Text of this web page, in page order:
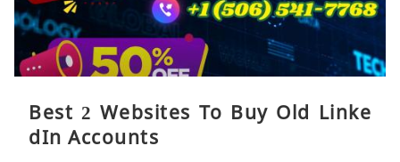
Best 2 Websites To Buy Old Linke
dIn Accounts